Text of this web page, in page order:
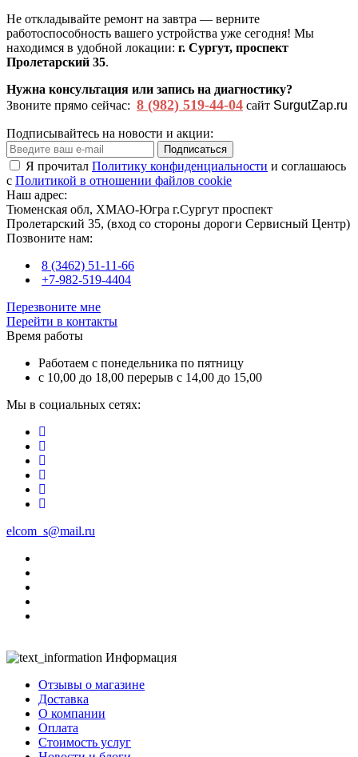
Не откладывайте ремонт на завтра — верните
работоспособность вашего устройства уже сегодня! Мы
находимся в удобной локации: г. Сургут, проспект
Пролетарский 35.
Нужна консультация или запись на диагностику?
Звоните прямо сейчас: 8 (982) 519-44-04 сайт SurgutZap.ru
Подписывайтесь на новости и акции:
Подписаться
Я прочитал Политику конфиденциальности и соглашаюсь
с Политикой в отношении файлов cookie
Наш адрес:
Тюменская обл, ХМАО-Югра г.Сургут проспект
Пролетарский 35, (вход со стороны дороги Сервисный Центр)
Позвоните нам:
8 (3462) 51-11-66
+7-982-519-4404
Перезвоните мне
Перейти в контакты
Время работы
Работаем с понедельника по пятницу
с 10,00 до 18,00 перерыв с 14,00 до 15,00
Мы в социальных сетях:
elcom_s@mail.ru
Информация
Отзывы о магазине
Доставка
О компании
Оплата
Стоимость услуг